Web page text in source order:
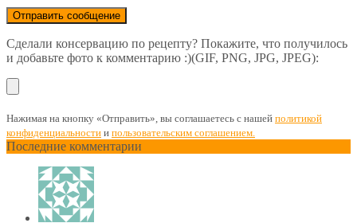
Сделали консервацию по рецепту? Покажите, что получилось
и добавьте фото к комментарию :)(GIF, PNG, JPG, JPEG):
Нажимая на кнопку «Отправить», вы соглашаетесь с нашей политикой
конфиденциальности и пользовательским соглашением.
Последние комментарии